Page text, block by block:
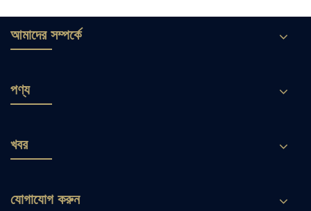
আমাদের সম্পর্কে
পণ্য
খবর
যোগাযোগ করুন